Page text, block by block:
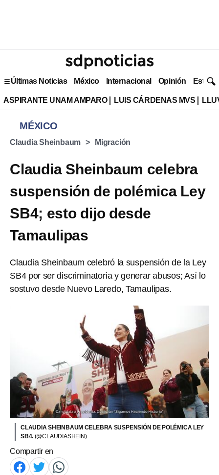
Últimas Noticias México Internacional Opinión Estilo
ASPIRANTE UNAM AMPARO LUIS CÁRDENAS MVS
MÉXICO
Claudia Sheinbaum Migración
Claudia Sheinbaum celebra
suspensión de polémica Ley
SB4; esto dijo desde
Tamaulipas
Claudia Sheinbaum celebró la suspensión de la Ley
SB4 por ser discriminatoria y generar abusos; Así lo
sostuvo desde Nuevo Laredo, Tamaulipas.
CLAUDIA SHEINBAUM CELEBRA SUSPENSIÓN DE POLÉMICA LEY
SB4. (@CLAUDIASHEIN)
Compartir en